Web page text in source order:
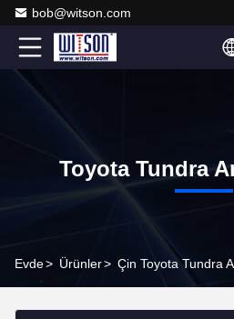
bob@witson.com
Toyota Tundra
Evde> Ürünler> Çin Toyota Tundra